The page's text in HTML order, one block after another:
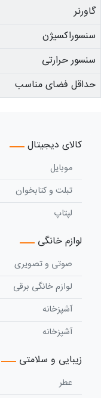
گاورنر
سنسوراكسيژن
سنسور حرارتی
حداقل فضای مناسب
کالای دیجیتال
موبایل
تبلت و کتابخوان
لپتاپ
لوازم خانگی
صوتی و تصویری
لوازم خانگی برقی
آشپزخانه
آشپزخانه
زیبایی و سلامتی
عطر